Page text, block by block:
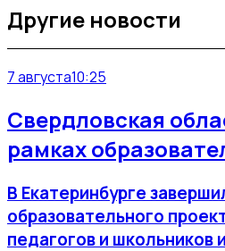
Другие новости
7 августа10:25
Свердловская
рамках
В Екатеринбурге
образовательного
педагогов и школьников